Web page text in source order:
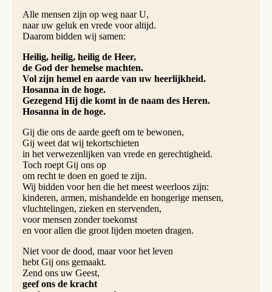
Alle mensen zijn op weg naar U,
naar uw geluk en vrede voor altijd.
Daarom bidden wij samen:
Heilig, heilig, heilig de Heer,
de God der hemelse machten.
Vol zijn hemel en aarde van uw heerlijkheid.
Hosanna in de hoge.
Gezegend Hij die komt in de naam des Heren.
Hosanna in de hoge.
Gij die ons de aarde geeft om te bewonen,
Gij weet dat wij tekortschieten
in het verwezenlijken van vrede en gerechtigheid.
Toch roept Gij ons op
om recht te doen en goed te zijn.
Wij bidden voor hen die het meest weerloos zijn:
kinderen, armen, mishandelde en hongerige mensen,
vluchtelingen, zieken en stervenden,
voor mensen zonder toekomst
en voor allen die groot lijden moeten dragen.
Niet voor de dood, maar voor het leven
hebt Gij ons gemaakt.
Zend ons uw Geest,
geef ons de kracht